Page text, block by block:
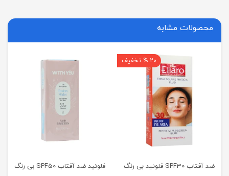
محصولات مشابه
20 % تخفیف
ضد آفتاب SPF30 فلوئید بی رنگ
فلوئید ضد آفتاب SPF50 بی رنگ